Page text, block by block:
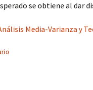
se obtiene al dar
Media-Varianza y